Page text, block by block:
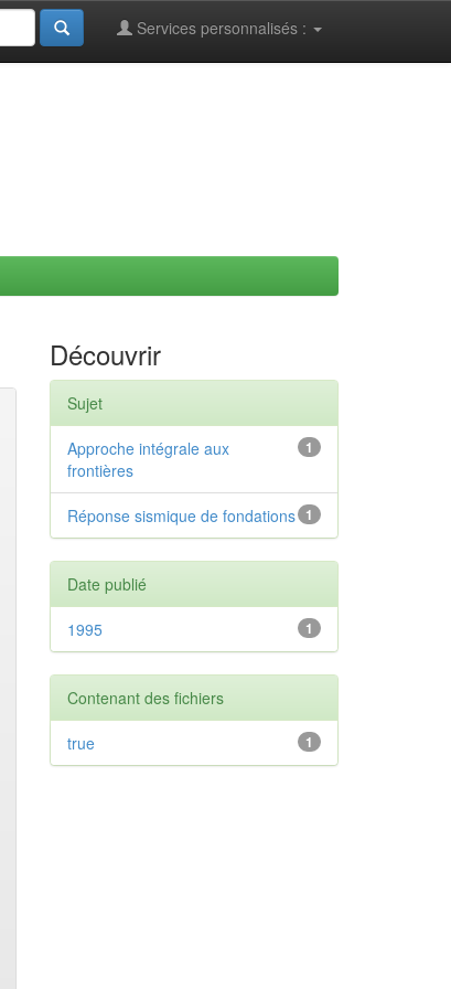
Services personnalisés :
Découvrir
Sujet
1
Approche intégrale aux
frontières
1
Réponse sismique de fondations
Date publié
1
1995
Contenant des fichiers
1
true